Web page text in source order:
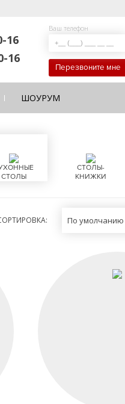
16
16
Ваш телефон
Перезвоните мне
ШОУРУМ
СТОЛЫ
СТОЛЫ-
КНИЖКИ
По умолчанию